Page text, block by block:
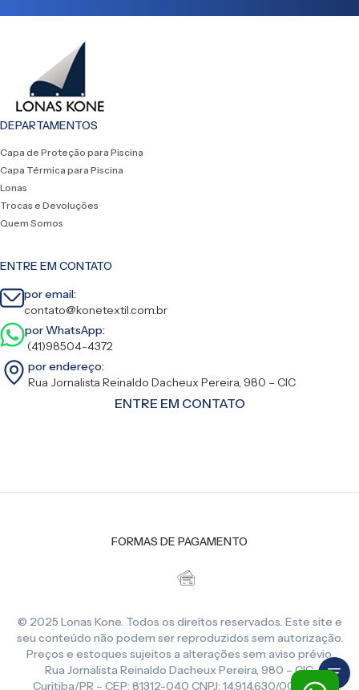
DEPARTAMENTOS
Capa de Proteção para Piscina
Capa Térmica para Piscina
Lonas
Trocas e Devoluções
Quem Somos
ENTRE EM CONTATO
por email:
contato@konetextil.com.br
por WhatsApp:
(41)98504-4372
por endereço:
Rua Jornalista Reinaldo Dacheux Pereira, 980 – CIC
ENTRE EM CONTATO
FORMAS DE PAGAMENTO
© 2025 Lonas Kone. Todos os direitos reservados. Este site e
seu conteúdo não podem ser reproduzidos sem autorização.
Preços e estoques sujeitos a alterações sem aviso prévio.
Rua Jornalista Reinaldo Dacheux Pereira, 980 – CIC,
Curitiba/PR – CEP: 81312-040 CNPJ: 14.914.630/0001-86